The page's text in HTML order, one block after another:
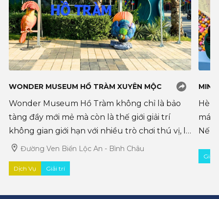
WONDER MUSEUM HỒ TRÀM XUYÊN MỘC
Wonder Museum Hồ Tràm không chỉ là bảo
tàng đầy mới mẻ mà còn là thế giới giải trí
không gian giới hạn với nhiều trò chơi thú vị, là
một điểm vui chơi cực kỳ đáng đến vào mỗi
Đường Ven Biển Lộc An - Bình Châu
Dịch Vụ Giải trí
MIN
Hè
mát
Nếu
Giải